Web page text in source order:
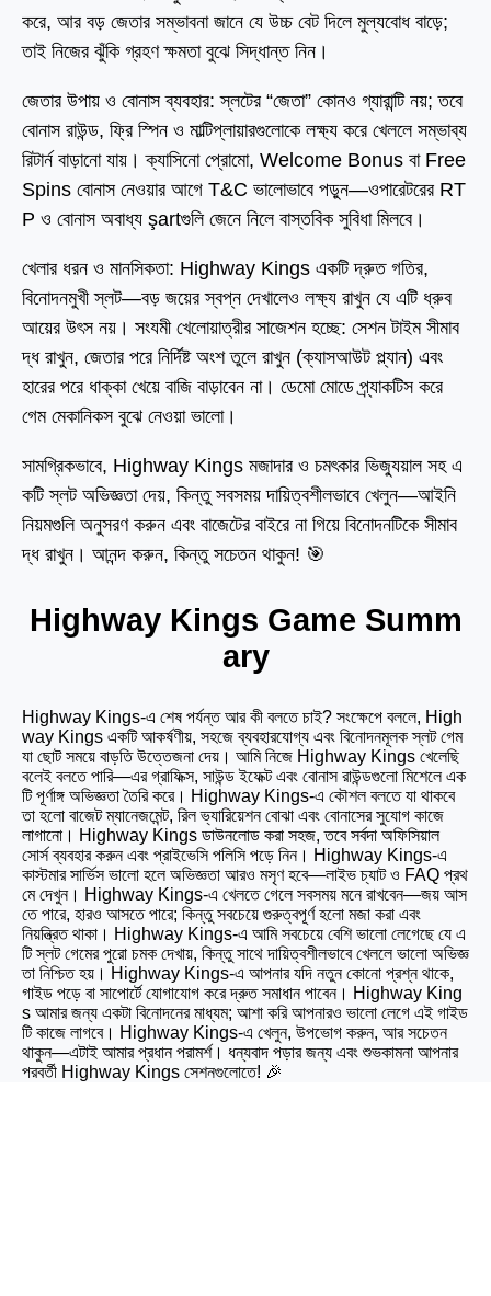
করে, আর বড় জেতার সম্ভাবনা জানে যে উচ্চ বেট দিলে মুল্যবোধ বাড়ে;
তাই নিজের ঝুঁকি গ্রহণ ক্ষমতা বুঝে সিদ্ধান্ত নিন।
জেতার উপায় ও বোনাস ব্যবহার: স্লটের “জেতা” কোনও গ্যারান্টি নয়; তবে
বোনাস রাউন্ড, ফ্রি স্পিন ও মাল্টিপ্লায়ারগুলোকে লক্ষ্য করে খেললে সম্ভাব্য
রিটার্ন বাড়ানো যায়। ক্যাসিনো প্রোমো, Welcome Bonus বা Free
Spins বোনাস নেওয়ার আগে T&C ভালোভাবে পড়ুন—ওপারেটরের RT
P ও বোনাস অবাধ্য şartগুলি জেনে নিলে বাস্তবিক সুবিধা মিলবে।
খেলার ধরন ও মানসিকতা: Highway Kings একটি দ্রুত গতির,
বিনোদনমুখী স্লট—বড় জয়ের স্বপ্ন দেখালেও লক্ষ্য রাখুন যে এটি ধ্রুব
আয়ের উৎস নয়। সংযমী খেলোয়াত্রীর সাজেশন হচ্ছে: সেশন টাইম সীমাব
দ্ধ রাখুন, জেতার পরে নির্দিষ্ট অংশ তুলে রাখুন (ক্যাসআউট প্ল্যান) এবং
হারের পরে ধাক্কা খেয়ে বাজি বাড়াবেন না। ডেমো মোডে প্র্যাকটিস করে
গেম মেকানিকস বুঝে নেওয়া ভালো।
সামগ্রিকভাবে, Highway Kings মজাদার ও চমৎকার ভিজ্যুয়াল সহ এ
কটি স্লট অভিজ্ঞতা দেয়, কিন্তু সবসময় দায়িত্বশীলভাবে খেলুন—আইনি
নিয়মগুলি অনুসরণ করুন এবং বাজেটের বাইরে না গিয়ে বিনোদনটিকে সীমাব
দ্ধ রাখুন। আনন্দ করুন, কিন্তু সচেতন থাকুন! 🎯
Highway Kings Game Summ
ary
Highway Kings-এ শেষ পর্যন্ত আর কী বলতে চাই? সংক্ষেপে বললে, High
way Kings একটি আকর্ষণীয়, সহজে ব্যবহারযোগ্য এবং বিনোদনমূলক স্লট গেম
যা ছোট সময়ে বাড়তি উত্তেজনা দেয়। আমি নিজে Highway Kings খেলেছি
বলেই বলতে পারি—এর গ্রাফিক্স, সাউন্ড ইফেক্ট এবং বোনাস রাউন্ডগুলো মিশেলে এক
টি পূর্ণাঙ্গ অভিজ্ঞতা তৈরি করে। Highway Kings-এ কৌশল বলতে যা থাকবে
তা হলো বাজেট ম্যানেজমেন্ট, রিল ভ্যারিয়েশন বোঝা এবং বোনাসের সুযােগ কাজে
লাগানো। Highway Kings ডাউনলোড করা সহজ, তবে সর্বদা অফিসিয়াল
সোর্স ব্যবহার করুন এবং প্রাইভেসি পলিসি পড়ে নিন। Highway Kings-এ
কাস্টমার সার্ভিস ভালো হলে অভিজ্ঞতা আরও মসৃণ হবে—লাইভ চ্যাট ও FAQ প্রথ
মে দেখুন। Highway Kings-এ খেলতে গেলে সবসময় মনে রাখবেন—জয় আস
তে পারে, হারও আসতে পারে; কিন্তু সবচেয়ে গুরুত্বপূর্ণ হলো মজা করা এবং
নিয়ন্ত্রিত থাকা। Highway Kings-এ আমি সবচেয়ে বেশি ভালো লেগেছে যে এ
টি স্লট গেমের পুরো চমক দেখায়, কিন্তু সাথে দায়িত্বশীলভাবে খেললে ভালো অভিজ্ঞ
তা নিশ্চিত হয়। Highway Kings-এ আপনার যদি নতুন কোনো প্রশ্ন থাকে,
গাইড পড়ে বা সাপোর্টে যোগাযোগ করে দ্রুত সমাধান পাবেন। Highway King
s আমার জন্য একটা বিনোদনের মাধ্যম; আশা করি আপনারও ভালো লেগে এই গাইড
টি কাজে লাগবে। Highway Kings-এ খেলুন, উপভোগ করুন, আর সচেতন
থাকুন—এটাই আমার প্রধান পরামর্শ। ধন্যবাদ পড়ার জন্য এবং শুভকামনা আপনার
পরবর্তী Highway Kings সেশনগুলোতে! 🎉